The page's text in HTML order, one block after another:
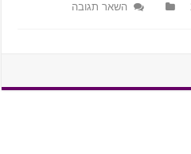
השאר תגובה